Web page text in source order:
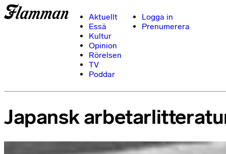
Aktuellt
Essä
Kultur
Opinion
Rörelsen
TV
Poddar
Logga in
Prenumerera
Japansk